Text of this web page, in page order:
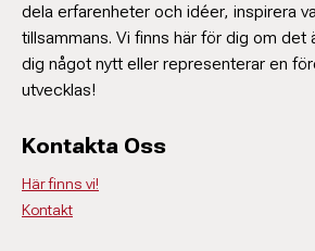
dela erfarenheter och idéer, inspirera
tillsammans. Vi finns här för dig om det
dig något nytt eller representerar en
utvecklas!
Kontakta Oss
Här finns vi!
Kontakt